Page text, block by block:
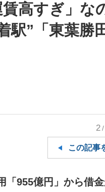
」WBC日本代表“敗戦”の真
いるのが悲しい」『北の国か
賃高すぎ」
駅”「東葉勝
2
この記事
「955億円」から借